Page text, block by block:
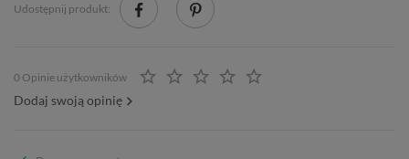
Udostępnij produkt:
0 Opinie użytkowników
Dodaj swoją opinię